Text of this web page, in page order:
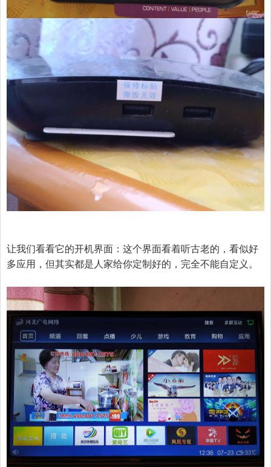
让我们看看它的开机界面：这个界面看着听古老的，看似好
多应用，但其实都是人家给你定制好的，完全不能自定义。